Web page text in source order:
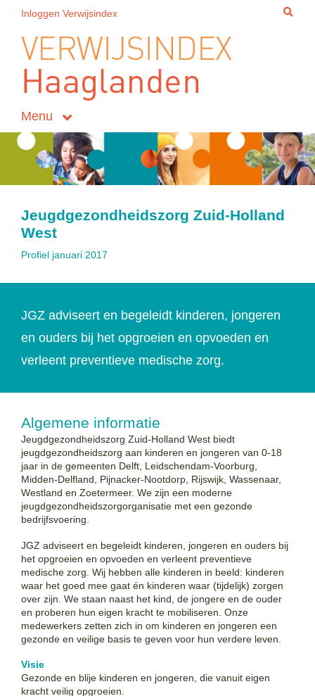
Inloggen Verwijsindex
Menu
Jeugdgezondheidszorg Zuid-Holland
West
Profiel januari 2017
JGZ adviseert en begeleidt kinderen, jongeren
en ouders bij het opgroeien en opvoeden en
verleent preventieve medische zorg.
Algemene informatie
Jeugdgezondheidszorg Zuid-Holland West biedt
jeugdgezondheidszorg aan kinderen en jongeren van 0-18
jaar in de gemeenten Delft, Leidschendam-Voorburg,
Midden-Delfland, Pijnacker-Nootdorp, Rijswijk, Wassenaar,
Westland en Zoetermeer. We zijn een moderne
jeugdgezondheidszorgorganisatie met een gezonde
bedrijfsvoering.
JGZ adviseert en begeleidt kinderen, jongeren en ouders bij
het opgroeien en opvoeden en verleent preventieve
medische zorg. Wij hebben alle kinderen in beeld: kinderen
waar het goed mee gaat én kinderen waar (tijdelijk) zorgen
over zijn. We staan naast het kind, de jongere en de ouder
en proberen hun eigen kracht te mobiliseren. Onze
medewerkers zetten zich in om kinderen en jongeren een
gezonde en veilige basis te geven voor hun verdere leven.
Visie
Gezonde en blije kinderen en jongeren, die vanuit eigen
kracht veilig opgroeien.